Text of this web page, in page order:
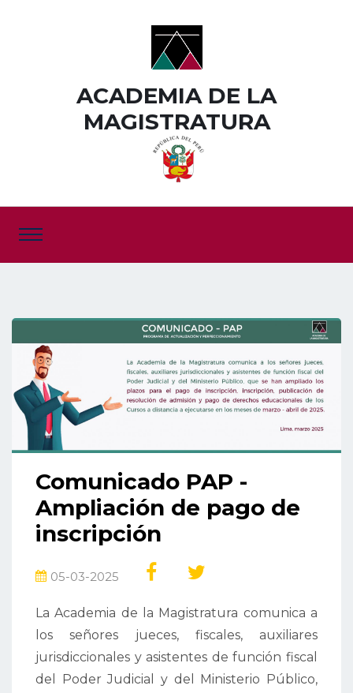
ACADEMIA DE LA
MAGISTRATURA
Comunicado PAP -
Ampliación de pago de
inscripción
05-03-2025
La Academia de la Magistratura comunica a
los señores jueces, fiscales, auxiliares
jurisdiccionales y asistentes de función fiscal
del Poder Judicial y del Ministerio Público,